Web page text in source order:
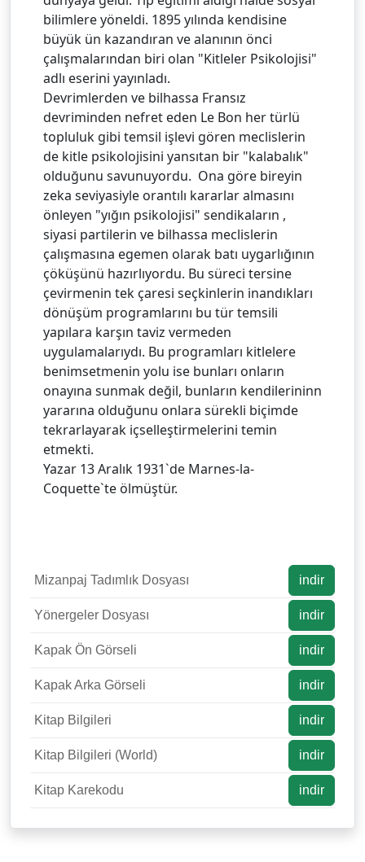
bilimlere yöneldi. 1895 yılında kendisine
büyük ün kazandıran ve alanının önci
çalışmalarından biri olan "Kitleler Psikolojisi"
adlı eserini yayınladı.
Devrimlerden ve bilhassa Fransız
devriminden nefret eden Le Bon her türlü
topluluk gibi temsil işlevi gören meclislerin
de kitle psikolojisini yansıtan bir "kalabalık"
olduğunu savunuyordu. Ona göre bireyin
zeka seviyasiyle orantılı kararlar almasını
önleyen "yığın psikolojisi" sendikaların ,
siyasi partilerin ve bilhassa meclislerin
çalışmasına egemen olarak batı uygarlığının
çöküşünü hazırlıyordu. Bu süreci tersine
çevirmenin tek çaresi seçkinlerin inandıkları
dönüşüm programlarını bu tür temsili
yapılara karşın taviz vermeden
uygulamalarıydı. Bu programları kitlelere
benimsetmenin yolu ise bunları onların
onayına sunmak değil, bunların kendilerininn
yararına olduğunu onlara sürekli biçimde
tekrarlayarak içselleştirmelerini temin
etmekti.
Yazar 13 Aralık 1931`de Marnes-la-
Coquette`te ölmüştür.
Mizanpaj Tadımlık Dosyası indir
Yönergeler Dosyası indir
Kapak Ön Görseli indir
Kapak Arka Görseli indir
Kitap Bilgileri indir
Kitap Bilgileri (World) indir
Kitap Karekodu indir